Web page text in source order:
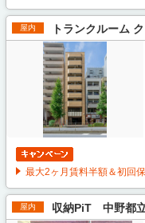
屋内 トランクルーム
最大2ヶ月賃料半額＆初回
屋内 収納PiT 中野都